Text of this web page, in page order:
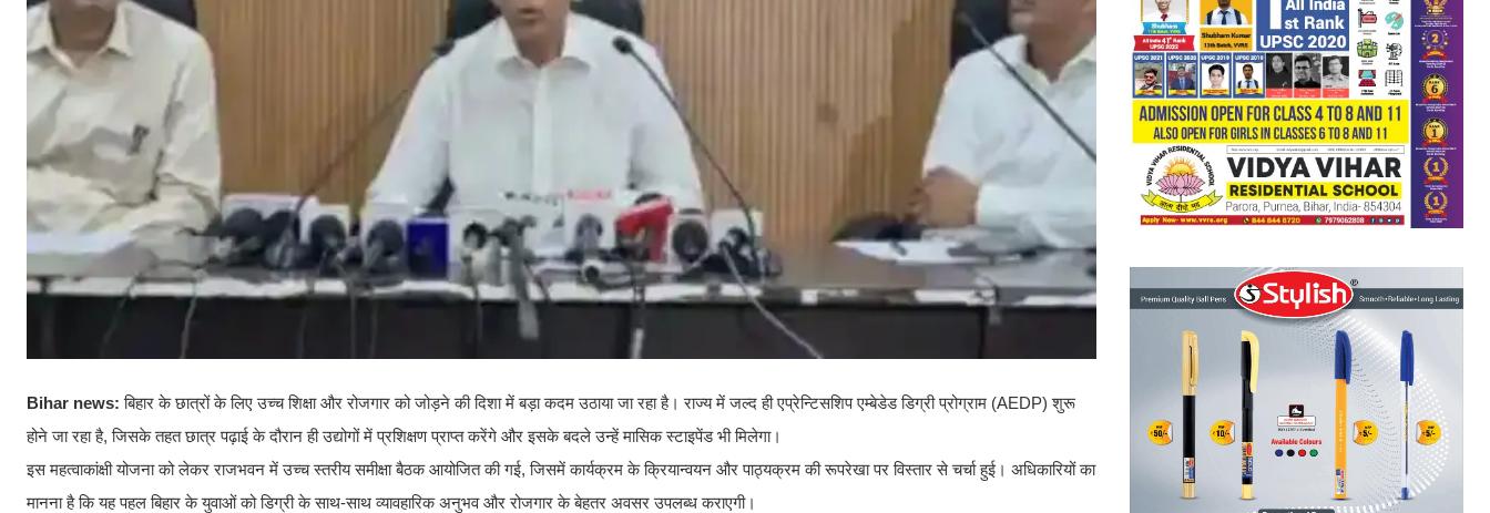
Bihar news:बिहार के छात्रों के लिए उच्च शिक्षा और रोजगार को जोड़ने की दिशा में बड़ा कदम उठाया जा रहा है। राज्य में जल्द ही एप्रेन्टिसशिप एम्बेडेड डिग्री प्रोग्राम (AEDP) शुरू
होने जा रहा है, जिसके तहत छात्र पढ़ाई के दौरान ही उद्योगों में प्रशिक्षण प्राप्त करेंगे और इसके बदले उन्हें मासिक स्टाइपेंड भी मिलेगा।
इस महत्वाकांक्षी योजना को लेकर राजभवन में उच्च स्तरीय समीक्षा बैठक आयोजित की गई, जिसमें कार्यक्रम के क्रियान्वयन और पाठ्यक्रम की रूपरेखा पर विस्तार से चर्चा हुई। अधिकारियों का
मानना है कि यह पहल बिहार के युवाओं को डिग्री के साथ-साथ व्यावहारिक अनुभव और रोजगार के बेहतर अवसर उपलब्ध कराएगी।